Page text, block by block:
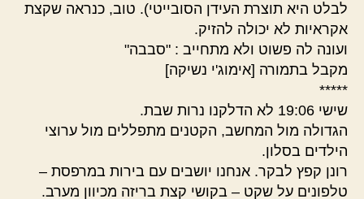
לבלט היא תוצרת העידן הסובייטי). טוב, כנראה שקצת
אקראיות לא יכולה להזיק.
ועונה לה פשוט ולא מתחייב : "סבבה"
מקבל בתמורה [אימוג'י נשיקה]
*****
שישי 19:06 לא הדלקנו נרות שבת.
הגדולה מול המחשב, הקטנים מתפללים מול ערוצי
הילדים בסלון.
רונן קפץ לבקר. אנחנו יושבים עם בירות במרפסת –
טלפונים על שקט – בקושי קצת בריזה מכיוון מערב.